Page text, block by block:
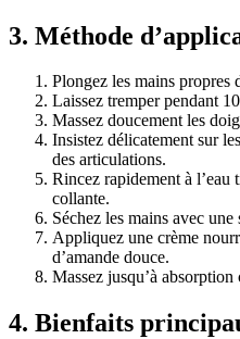
3. Méthode
Plongez les mains propres
Laissez tremper pendant
Massez doucement les
Insistez délicatement sur
des articulations.
Rincez rapidement à l’eau
collante.
Séchez les mains avec une
Appliquez une crème
d’amande douce.
Massez jusqu’à absorption
4. Bienfaits